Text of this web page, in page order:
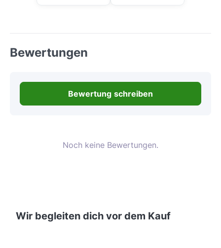
Bewertungen
Bewertung schreiben
Noch keine Bewertungen.
Wir begleiten dich vor dem Kauf